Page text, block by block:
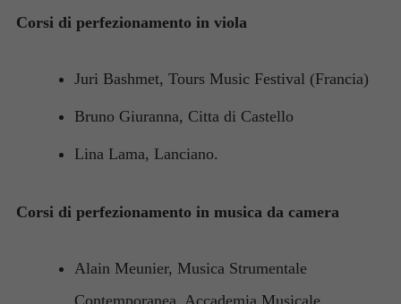
Corsi di perfezionamento in viola
Juri Bashmet, Tours Music Festival (Francia)
Bruno Giuranna, Citta di Castello
Lina Lama, Lanciano.
Corsi di perfezionamento in musica da camera
Alain Meunier, Musica Strumentale